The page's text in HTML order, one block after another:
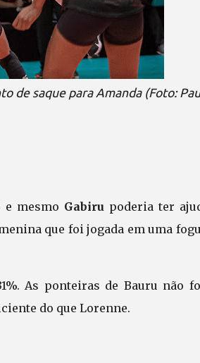
de saque para Amanda (Foto:
mesmo Gabirupoderia ter
que foi jogada em uma
As ponteiras de Bauru não
do que Lorenne.